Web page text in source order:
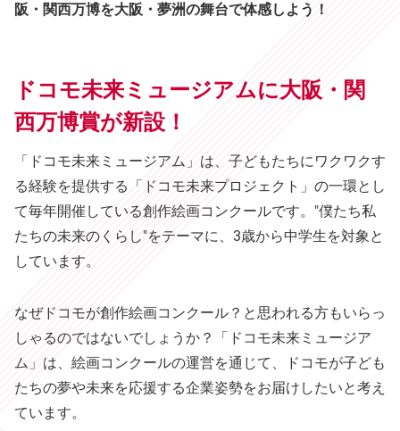
阪・関西万博を大阪・夢洲の舞台で体感しよう！
ドコモ未来ミュージアムに大阪・関
西万博賞が新設！
「ドコモ未来ミュージアム」は、子どもたちにワクワクす
る経験を提供する「ドコモ未来プロジェクト」の一環とし
て毎年開催している創作絵画コンクールです。"僕たち私
たちの未来のくらし"をテーマに、3歳から中学生を対象と
しています。
なぜドコモが創作絵画コンクール？と思われる方もいらっ
しゃるのではないでしょうか？「ドコモ未来ミュージア
ム」は、絵画コンクールの運営を通じて、ドコモが子ども
たちの夢や未来を応援する企業姿勢をお届けしたいと考え
ています。